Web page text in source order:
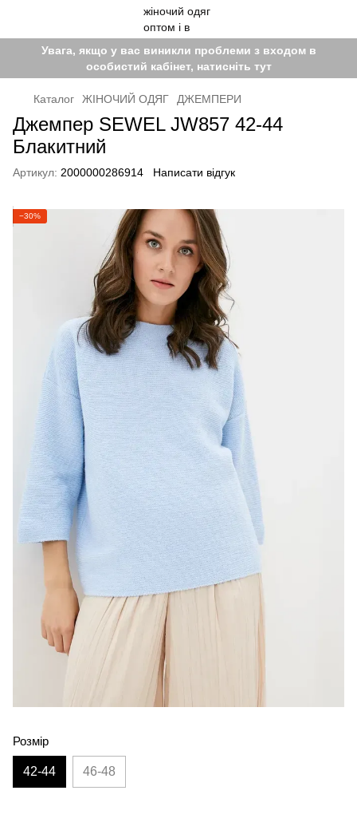
Увага, якщо у вас виникли проблеми з входом в
особистий кабінет, натисніть тут
Каталог ЖІНОЧИЙ ОДЯГ ДЖЕМПЕРИ
Джемпер SEWEL JW857 42-44
Блакитний
Артикул: 2000000286914 Написати відгук
−30%
Розмір
42-44 46-48